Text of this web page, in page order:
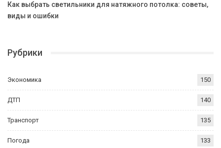
Как выбрать светильники для натяжного потолка: советы,
виды и ошибки
Рубрики
Экономика 150
ДТП 140
Транспорт 135
Погода 133